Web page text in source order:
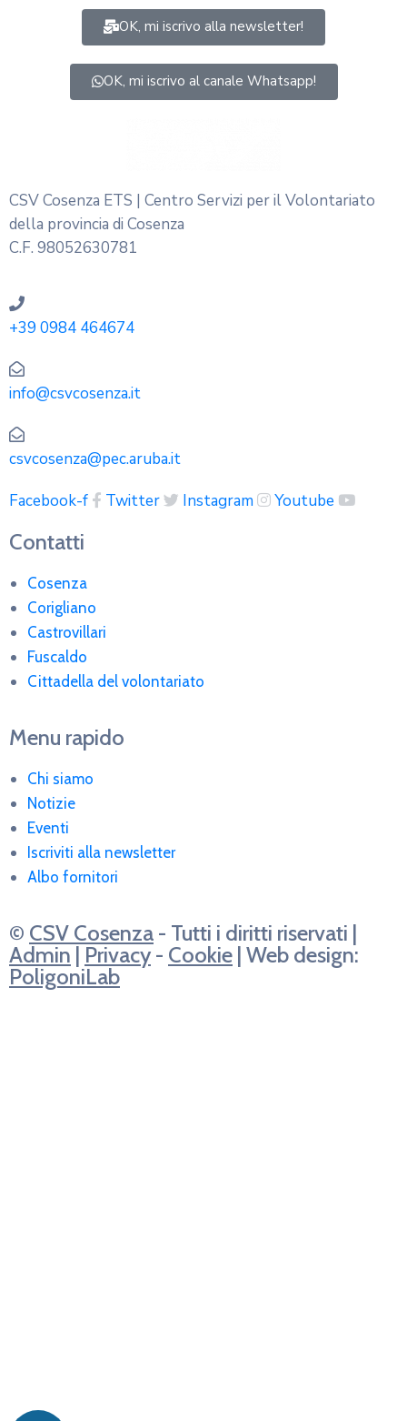
OK, mi iscrivo alla newsletter!
OK, mi iscrivo al canale Whatsapp!
CSV Cosenza ETS | Centro Servizi per il Volontariato
della provincia di Cosenza
C.F. 98052630781
+39 0984 464674
info@csvcosenza.it
csvcosenza@pec.aruba.it
Facebook-f
Twitter Instagram Youtube
Contatti
Cosenza
Corigliano
Castrovillari
Fuscaldo
Cittadella del volontariato
Menu rapido
Chi siamo
Notizie
Eventi
Iscriviti alla newsletter
Albo fornitori
© CSV Cosenza - Tutti i diritti riservati |
Admin | Privacy - Cookie | Web design:
PoligoniLab